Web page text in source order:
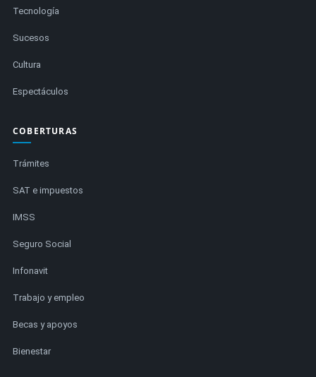
Tecnología
Sucesos
Cultura
Espectáculos
COBERTURAS
Trámites
SAT e impuestos
IMSS
Seguro Social
Infonavit
Trabajo y empleo
Becas y apoyos
Bienestar